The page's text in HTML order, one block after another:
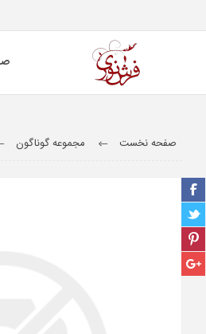
صفحه نخست مجموعه گوناگون